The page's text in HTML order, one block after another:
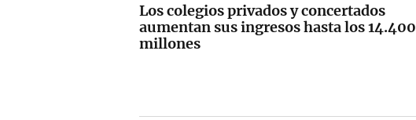
Los colegios privados y concertados
aumentan sus ingresos hasta los 14.400
millones